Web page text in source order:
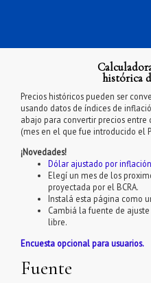
histórica
Precios históricos pueden ser
usando datos de índices de
abajo para convertir precios
(mes en el que fue introducido el
¡Novedades!
Dólar ajustado por
Elegí un mes de los
proyectada por el BCRA.
Instalá esta página como
Cambiá la fuente de
libre.
Encuesta opcional para usuarios.
Fuente